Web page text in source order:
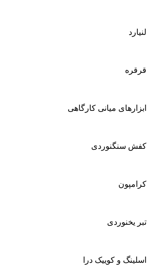
لنیارد
قرقره
ابزارهای میانی کارگاهی
کفش سنگنوردی
کرامپون
تبر یخنوردی
اسلینگ و کوییک درا